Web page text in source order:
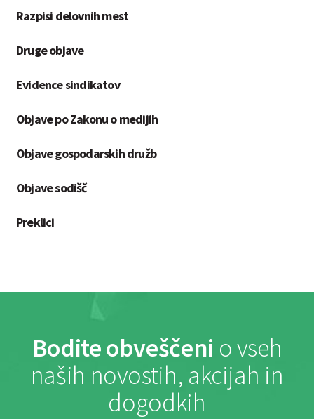
Razpisi delovnih mest
Druge objave
Evidence sindikatov
Objave po Zakonu o medijih
Objave gospodarskih družb
Objave sodišč
Preklici
Bodite obveščeni o vseh
naših novostih, akcijah in
dogodkih